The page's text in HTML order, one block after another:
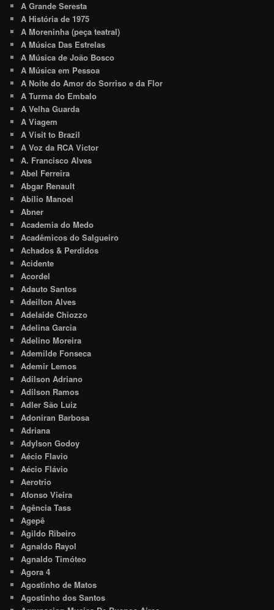
A Grande Seresta
A História de 1975
A Moreninha (peça teatral)
A Música Das Estrelas
A Música de João Bosco
A Música em Pessoa
A Noite do Amor do Sorriso e da Flor
A Turma do Embalo
A Velha Guarda
A Viagem
A Visit to Brazil
A Voz da RCA Victor
A. Francisco Alves
Abel Ferreira
Abgar Renault
Abílio Manoel
Abner
Academia do Medo
Acadêmicos do Salgueiro
Achados & Perdidos
Acidente
Acordel
Adauto Santos
Adeilton Alves
Adelaide Chiozzo
Adelina Garcia
Adelino Moreira
Ademilde Fonseca
Ademir Lemos
Adilson Adriano
Adilson Ramos
Adler São Luiz
Adoniran Barbosa
Adriana
Adylson Godoy
Aécio Flavio
Aécio Flávio
Aerotrio
Afonso Vieira
Agência Tass
Agepê
Agildo Ribeiro
Agnaldo Rayol
Agnaldo Timóteo
Agora 4
Agostinho de Matos
Agostinho dos Santos